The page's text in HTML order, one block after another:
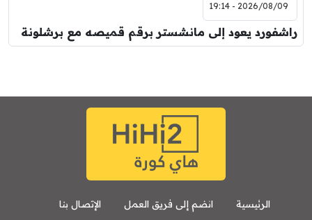
2026/08/09 - 19:14
راشفورد يعود إلى مانشستر برقم قميصه مع برشلونة
الرئيسية انضم إلى فريق العمل الإتصال بنا